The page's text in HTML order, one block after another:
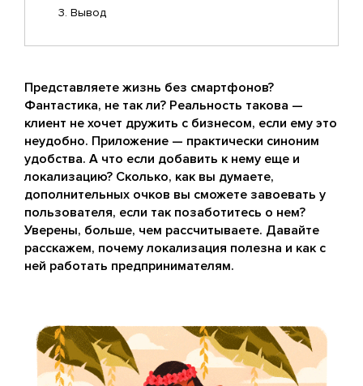
Вывод
Представляете жизнь без смартфонов?
Фантастика, не так ли? Реальность такова —
клиент не хочет дружить с бизнесом, если ему это
неудобно. Приложение — практически синоним
удобства. А что если добавить к нему еще и
локализацию? Сколько, как вы думаете,
дополнительных очков вы сможете завоевать у
пользователя, если так позаботитесь о нем?
Уверены, больше, чем рассчитываете. Давайте
расскажем, почему локализация полезна и как с
ней работать предпринимателям.